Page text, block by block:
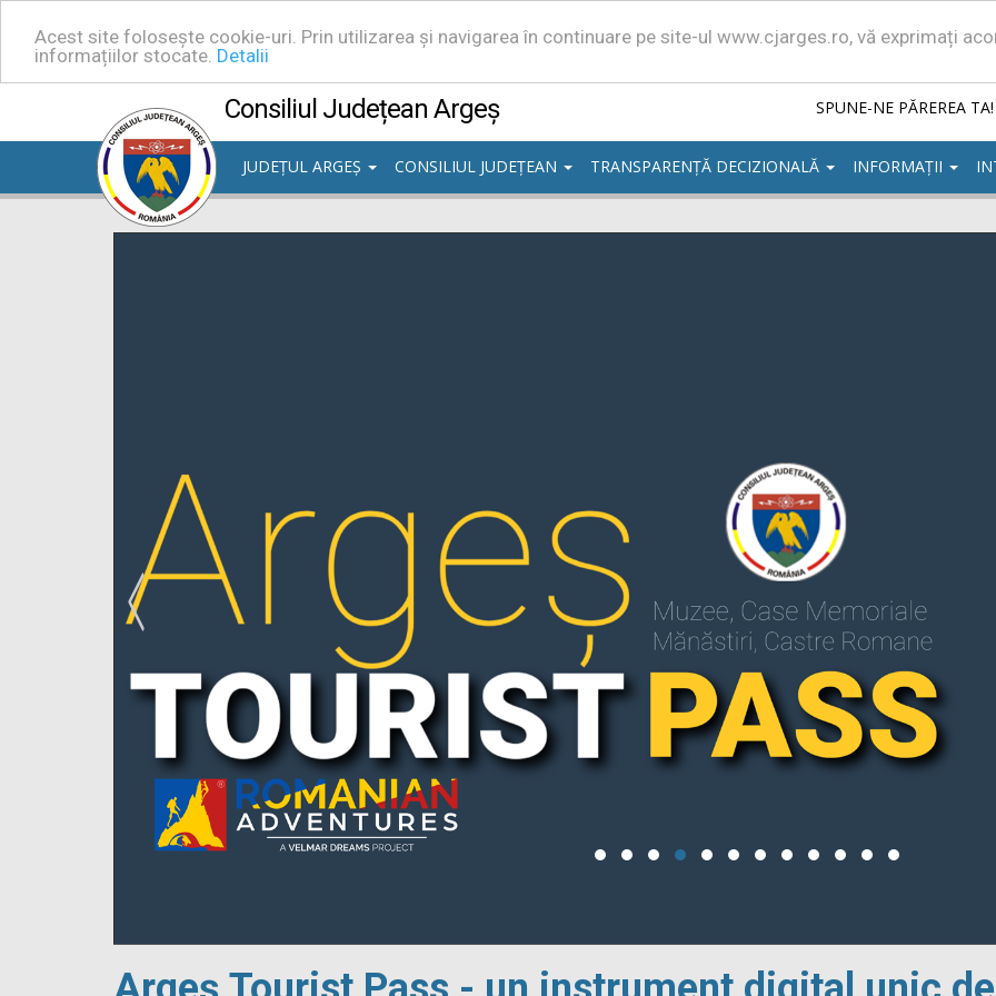
Acest site folosește cookie-uri. Prin utilizarea și navigarea în continuare pe site-ul www.cjarges.ro, vă exprimați
informațiilor stocate. Detalii
Consiliul Județean Argeș SPUNE-NE PĂREREA TA!
JUDEȚUL ARGEȘ
CONSILIUL JUDEȚEAN TRANSPARENȚĂ DECIZIONALĂ INFORMAȚII